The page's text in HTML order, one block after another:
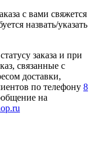
с вами свяжется
назвать/указать
заказа и при
связанные с
доставки,
по телефону 8
на